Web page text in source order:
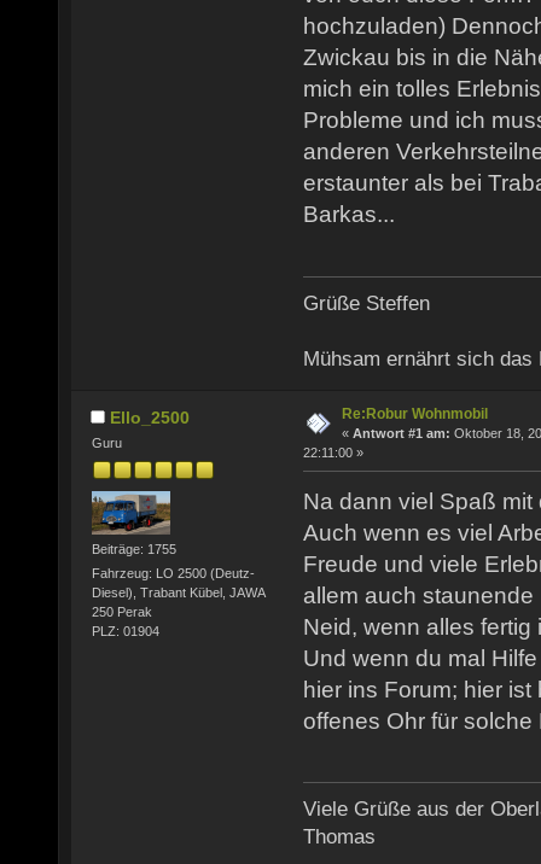
hochzuladen)
Zwickau bis in die
mich ein tolles
Probleme und ich
anderen
erstaunter als bei
Barkas...
Grüße Steffen
Mühsam ernährt sich das
Ello_2500
Guru
Beiträge: 1755
Fahrzeug: LO 2500 (Deutz-
Diesel), Trabant Kübel, JAWA
250 Perak
PLZ: 01904
Re:Robur Wohnmobil
« Antwort #1 am: Oktober 18,
22:11:00 »
Na dann viel Spaß
Auch wenn es viel
Freude und viele
allem auch
Neid, wenn alles fertig
Und wenn du mal
hier ins Forum; hier
offenes Ohr für
Viele Grüße aus der
Thomas